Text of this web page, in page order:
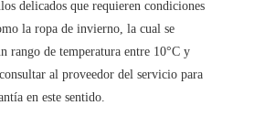
delicados que requieren condiciones
la ropa de invierno, la cual se
rango de temperatura entre 10°C y
al proveedor del servicio para
en este sentido.